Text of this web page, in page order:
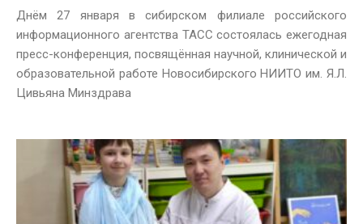
Днём 27 января в сибирском филиале российского
информационного агентства ТАСС состоялась ежегодная
пресс-конференция, посвящённая научной, клинической и
образовательной работе Новосибирского НИИТО им. Я.Л.
Цивьяна Минздрава